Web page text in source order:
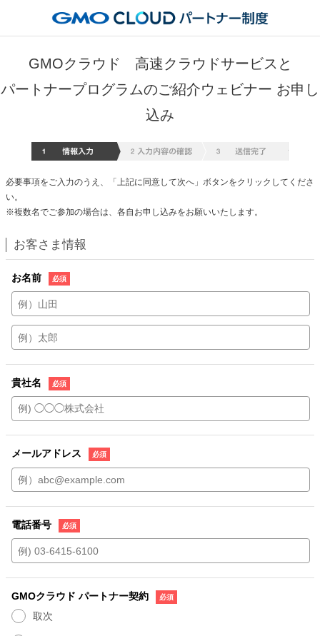
GMOクラウド 高速クラウドサービスと
パートナープログラムのご紹介ウェビナー お申し
込み
必要事項をご入力のうえ、「上記に同意して次へ」ボタンをクリックしてくださ
い。
※複数名でご参加の場合は、各自お申し込みをお願いいたします。
お客さま情報
お名前
貴社名
メールアドレス
電話番号
GMOクラウド パートナー契約
取次